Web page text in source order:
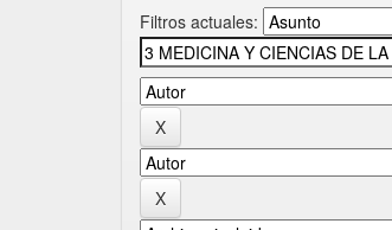
Filtros actuales: